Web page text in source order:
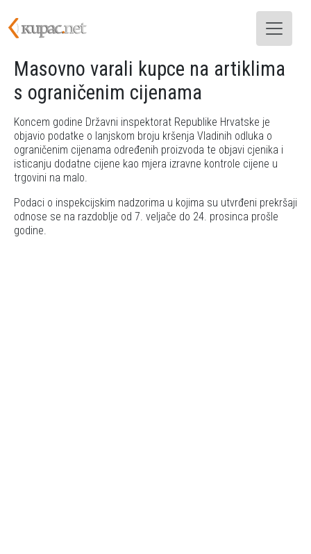
Masovno varali kupce na artiklima
s ograničenim cijenama
Koncem godine Državni inspektorat Republike Hrvatske je
objavio podatke o lanjskom broju kršenja Vladinih odluka o
ograničenim cijenama određenih proizvoda te objavi cjenika i
isticanju dodatne cijene kao mjera izravne kontrole cijene u
trgovini na malo.
Podaci o inspekcijskim nadzorima u kojima su utvrđeni prekršaji
odnose se na razdoblje od 7. veljače do 24. prosinca prošle
godine.